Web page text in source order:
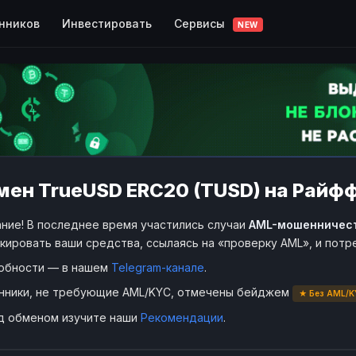
Инвестировать Сервисы NEW
TrueUSD ERC20 (TUSD) на
В последнее время участились случаи AML-
ваши средства, ссылаясь на «проверку AML», и
— в нашем Telegram-канале.
не требующие AML/KYC, отмечены бейджем
★ Без AML/
обменом изучите наши Рекомендации.